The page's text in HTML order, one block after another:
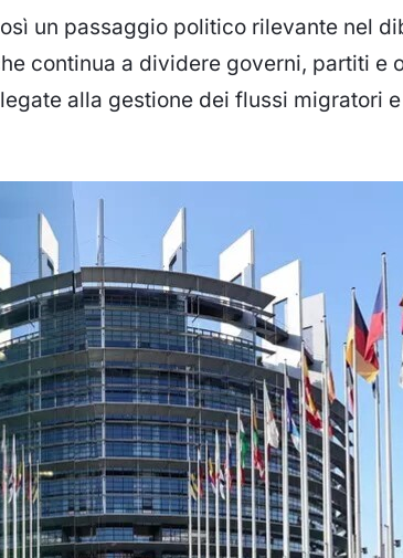
un passaggio politico rilevante nel
continua a dividere governi, partiti e
alla gestione dei flussi migratori